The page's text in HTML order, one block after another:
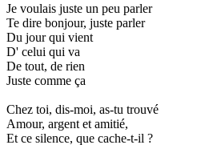
Je voulais juste un peu parler
Te dire bonjour, juste parler
Du jour qui vient
D' celui qui va
De tout, de rien
Juste comme ça
Chez toi, dis-moi, as-tu trouvé
Amour, argent et amitié,
Et ce silence, que cache-t-il ?